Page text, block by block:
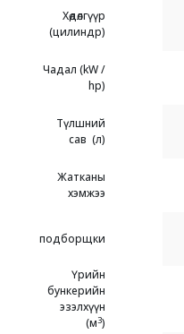
Хөдөлгүүр
(цилиндр)
Чадал (kW /
hp)
Түлшний
сав (л)
Жатканы
хэмжээ
подборщки
Үрийн
бункерийн
эзэлхүүн
(м3)